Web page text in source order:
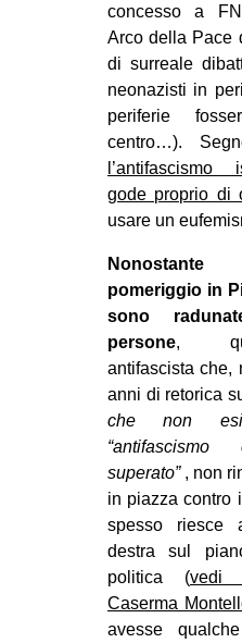
MEDIO
concesso a
Arco della Pace
di surreale
neonazisti in
periferie
centro…).
l’antifascismo
gode proprio di
usare un
pomeriggio in
sono
persone,
antifascista che,
anni di retorica
che non
superato”, non
in piazza contro
spesso riesce
destra sul
politica (vedi
Caserma
avesse